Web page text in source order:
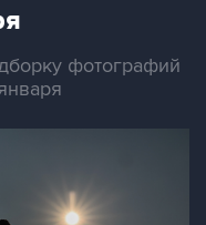
фотографий